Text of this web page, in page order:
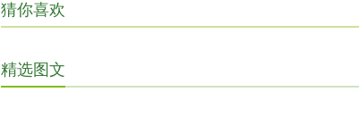
猜你喜欢
精选图文